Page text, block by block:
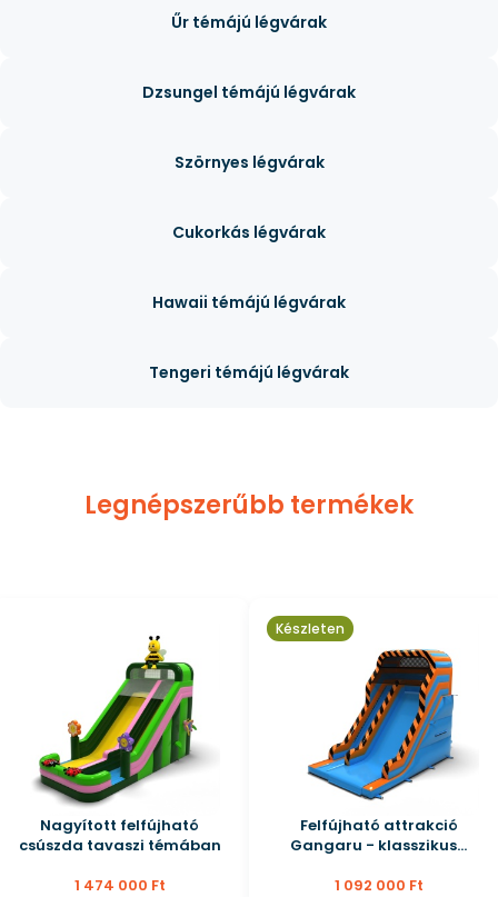
Űr témájú légvárak
Dzsungel témájú légvárak
Szörnyes légvárak
Cukorkás légvárak
Hawaii témájú légvárak
Tengeri témájú légvárak
Legnépszerűbb termékek
Nagyított felfújható
csúszda tavaszi témában
1 474 000 Ft
Készleten
Felfújható attrakció
Gangaru - klasszikus...
1 092 000 Ft